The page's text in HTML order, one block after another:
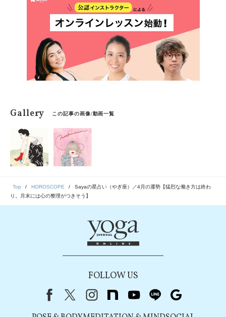
に。マインドフルに生きられるようになるのです。
「今、ここ」を生きるためのマインドフルネスな占星術
です。
Gallery この記事の画像/動画一覧
Top HOROSCOPE
Sayaの星占い（やぎ座）／4月の運勢【猛烈な働き方は終わ
り。月末には心の整理がつきそう】
FOLLOW US
FacebookX（旧Twitter）
instagram
note youtubeline